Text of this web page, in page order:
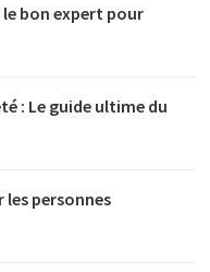
bon expert pour
: Le guide ultime du
les personnes